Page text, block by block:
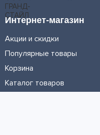
Интернет-магазин
Акции и скидки
Популярные товары
Корзина
Каталог товаров